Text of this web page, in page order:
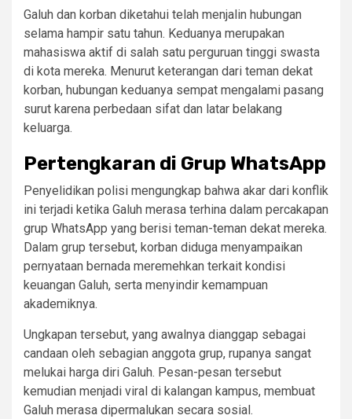
Galuh dan korban diketahui telah menjalin hubungan
selama hampir satu tahun. Keduanya merupakan
mahasiswa aktif di salah satu perguruan tinggi swasta
di kota mereka. Menurut keterangan dari teman dekat
korban, hubungan keduanya sempat mengalami pasang
surut karena perbedaan sifat dan latar belakang
keluarga.
Pertengkaran di Grup WhatsApp
Penyelidikan polisi mengungkap bahwa akar dari konflik
ini terjadi ketika Galuh merasa terhina dalam percakapan
grup WhatsApp yang berisi teman-teman dekat mereka.
Dalam grup tersebut, korban diduga menyampaikan
pernyataan bernada meremehkan terkait kondisi
keuangan Galuh, serta menyindir kemampuan
akademiknya.
Ungkapan tersebut, yang awalnya dianggap sebagai
candaan oleh sebagian anggota grup, rupanya sangat
melukai harga diri Galuh. Pesan-pesan tersebut
kemudian menjadi viral di kalangan kampus, membuat
Galuh merasa dipermalukan secara sosial.